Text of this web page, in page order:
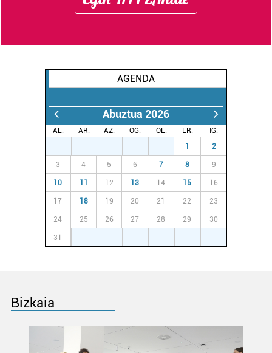
AGENDA
Abuztua 2026
AL. AR. AZ. OG. OL. LR.
IG.
1 2
3 4 5 6 7 8 9
10 11 12 13 14 15 16
17 18 19 20 21 22 23
24 25 26 27 28 29 30
31
Bizkaia